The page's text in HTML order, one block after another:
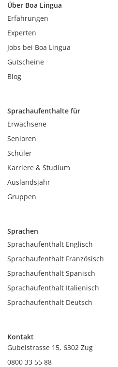
Über Boa Lingua
Erfahrungen
Experten
Jobs bei Boa Lingua
Gutscheine
Blog
Sprachaufenthalte für
Erwachsene
Senioren
Schüler
Karriere & Studium
Auslandsjahr
Gruppen
Sprachen
Sprachaufenthalt Englisch
Sprachaufenthalt Französisch
Sprachaufenthalt Spanisch
Sprachaufenthalt Italienisch
Sprachaufenthalt Deutsch
Kontakt
Gubelstrasse 15, 6302 Zug
0800 33 55 88